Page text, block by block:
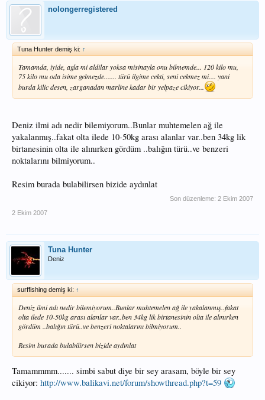
nolongerregistered
Tuna Hunter demiş ki: ↑
Tamamda, iyide, agla mi aldilar yoksa misinayla onu bilmemde... 120 kilo mu,
75 kilo mu oda isime gelmezde....... türü ilgime cekti, seni cekmez mi.... yani
burda kilic desen, zarganadan marline kadar bir yelpaze cikiyor...
Deniz ilmi adı nedir bilemiyorum..Bunlar muhtemelen ağ ile
yakalanmış..fakat olta ilede 10-50kg arası alanlar var..ben 34kg lik
birtanesinin olta ile alınırken gördüm ..balığın türü..ve benzeri
noktalarını bilmiyorum..
Resim burada bulabilirsen bizide aydınlat
Son düzenleme: 2 Ekim 2007
2 Ekim 2007
Tuna Hunter
Deniz
surffishing demiş ki: ↑
Deniz ilmi adı nedir bilemiyorum..Bunlar muhtemelen ağ ile yakalanmış..fakat
olta ilede 10-50kg arası alanlar var..ben 34kg lik birtanesinin olta ile alınırken
gördüm ..balığın türü..ve benzeri noktalarını bilmiyorum..
Resim burada bulabilirsen bizide aydınlat
Tamammmm....... simbi sabut diye bir sey arasam, böyle bir sey
cikiyor: http://www.balikavi.net/forum/showthread.php?t=59